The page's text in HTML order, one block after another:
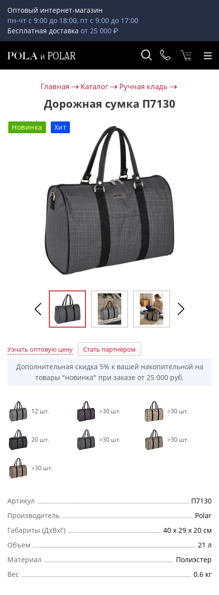
Оптовый интернет-магазин
пн-чт с 9:00 до 18:00, пт с 9:00 до 17:00
Бесплатная доставка от 25 000 ₽
Главная Каталог Ручная кладь
Дорожная сумка П7130
Новинка Хит
Узнать оптовую цену Стать партнёром
Дополнительная скидка 5% к вашей накопительной на
товары "новинка" при заказе от 25 000 руб.
12 шт. >30 шт. >30 шт.
20 шт. >30 шт. >30 шт.
>30 шт.
Артикул
П7130
Производитель
Polar
Габариты (ДхВхГ)
40 х 29 х 20 см
Объем
21 л
Материал
Полиэстер
Вес
0.6 кг